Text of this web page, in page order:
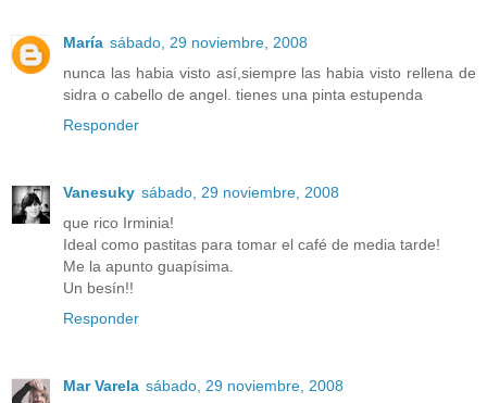
María sábado, 29 noviembre, 2008
nunca las habia visto así,siempre las habia visto rellena de
sidra o cabello de angel. tienes una pinta estupenda
Responder
Vanesuky sábado, 29 noviembre, 2008
que rico Irminia!
Ideal como pastitas para tomar el café de media tarde!
Me la apunto guapísima.
Un besín!!
Responder
Mar Varela sábado, 29 noviembre, 2008